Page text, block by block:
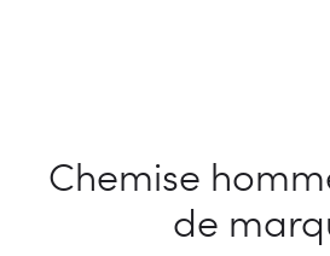
Chemise
de